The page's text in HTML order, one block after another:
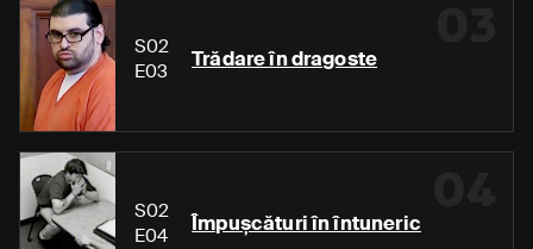
S02
E03
Trădare în dragoste
S02
E04
Împușcături în întuneric